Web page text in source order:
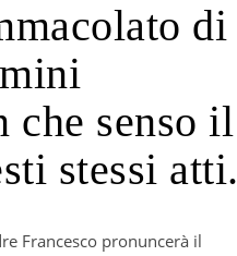
di
che senso il
stessi atti.